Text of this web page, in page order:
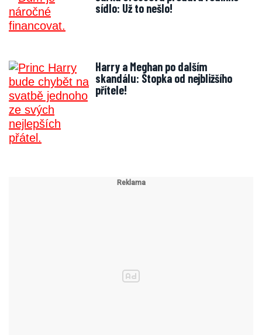
sídlo: Už to nešlo!
Harry a Meghan po dalším
skandálu: Stopka od nejbližšího
přítele!